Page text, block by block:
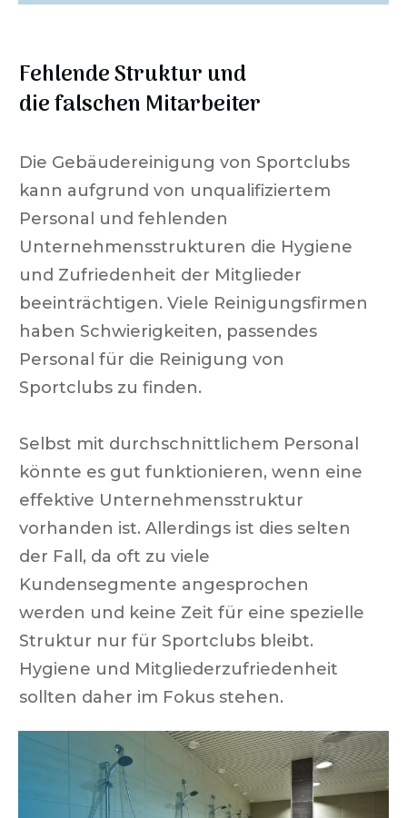
Fehlende Struktur und
die falschen Mitarbeiter
Die Gebäudereinigung von Sportclubs
kann aufgrund von unqualifiziertem
Personal und fehlenden
Unternehmensstrukturen die Hygiene
und Zufriedenheit der Mitglieder
beeinträchtigen. Viele Reinigungsfirmen
haben Schwierigkeiten, passendes
Personal für die Reinigung von
Sportclubs zu finden.
Selbst mit durchschnittlichem Personal
könnte es gut funktionieren, wenn eine
effektive Unternehmensstruktur
vorhanden ist. Allerdings ist dies selten
der Fall, da oft zu viele
Kundensegmente angesprochen
werden und keine Zeit für eine spezielle
Struktur nur für Sportclubs bleibt.
Hygiene und Mitgliederzufriedenheit
sollten daher im Fokus stehen.